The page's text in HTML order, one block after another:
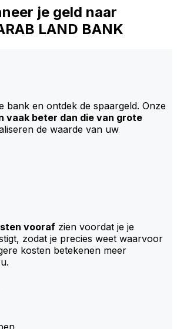
je geld naar
LAND BANK
bank en ontdek de spaargeld. Onze
vaak beter dan die van grote
de waarde van uw
vooraf zien voordat je je
zodat je precies weet waarvoor
kosten betekenen meer